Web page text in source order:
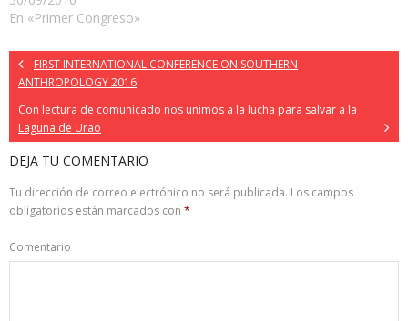
En «Primer Congreso»
FIRST INTERNATIONAL CONFERENCE ON SOUTHERN
ANTHROPOLOGY 2016
Con lectura de comunicado nos unimos a la lucha para salvar a la
Laguna de Urao
DEJA TU COMENTARIO
Tu dirección de correo electrónico no será publicada. Los campos
obligatorios están marcados con *
Comentario